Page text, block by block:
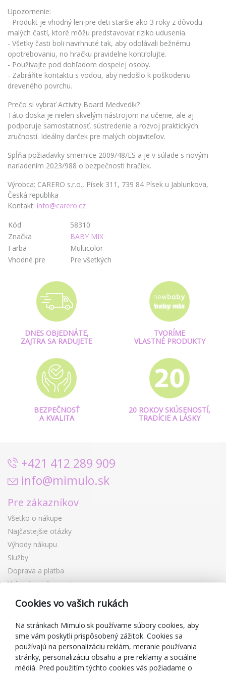
Upozornenie:
- Produkt je vhodný len pre deti staršie ako 3 roky z dôvodu
malých častí, ktoré môžu predstavovať riziko udusenia.
- Všetky časti boli navrhnuté tak, aby odolávali bežnému
opotrebovaniu, no hračku pravidelne kontrolujte.
- Používajte pod dohľadom dospelej osoby.
- Zabráňte kontaktu s vodou, aby nedošlo k poškodeniu
dreveného povrchu.
Prečo si vybrať Activity Board Medvedík?
Táto doska je nielen skvelým nástrojom na učenie, ale aj
podporuje samostatnosť, sústredenie a rozvoj praktických
zručností. Ideálny darček pre malých objaviteľov.
Spĺňa požiadavky smernice 2009/48/ES a je v súlade s novým
nariadením 2023/988 o bezpečnosti hračiek.
Výrobca: CARERO s.r.o., Písek 311, 739 84 Písek u Jablunkova,
Česká republika
Kontakt: info@carero.cz
Kód
58310
Značka
BABY MIX
Farba
Multicolor
Vhodné pre
Pre všetkých
DNES OBJEDNÁTE,
ZAJTRA SA RADUJETE
TVORÍME
VLASTNÉ PRODUKTY
BEZPEČNOSŤ
A KVALITA
20 ROKOV SKÚSENOSTÍ,
TRADÍCIE A LÁSKY
+421 412 289 909
info@mimulo.sk
Pre zákazníkov
Všetko o nákupe
Najčastejšie otázky
Výhody nákupu
Služby
Doprava a platba
Vrátenie a výmena tovaru
Reklamácia
Zľavové kupóny
Blog
O predajcovi
Cookies vo vašich rukách
Na stránkach Mimulo.sk používame súbory cookies, aby
sme vám poskytli prispôsobený zážitok. Cookies sa
používajú na personalizáciu reklám, meranie používania
stránky, personalizáciu obsahu a pre reklamy a sociálne
médiá. Pred použitím týchto cookies vás požiadame o